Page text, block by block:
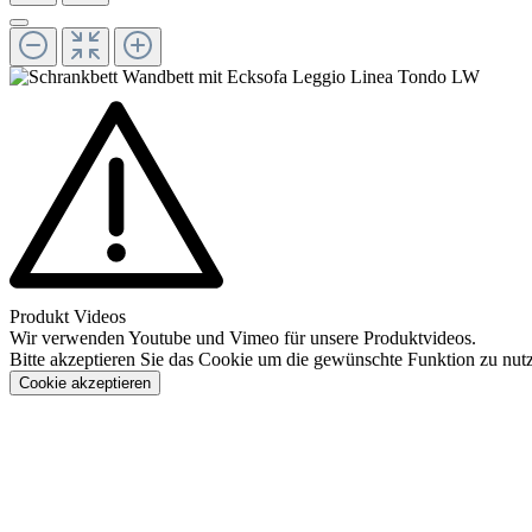
Produkt Videos
Wir verwenden Youtube und Vimeo für unsere Produktvideos.
Bitte akzeptieren Sie das Cookie um die gewünschte Funktion zu
Cookie akzeptieren